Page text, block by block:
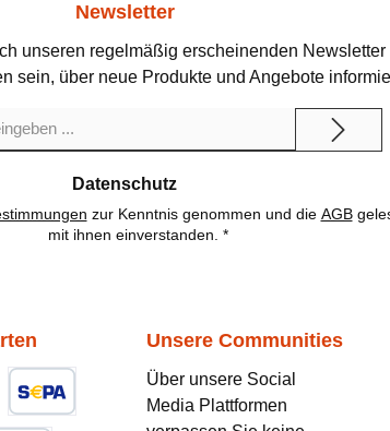
Newsletter
unseren regelmäßig erscheinenden Newsletter
sein, über neue Produkte und Angebote
Datenschutz
zur Kenntnis genommen und die AGB
mit ihnen einverstanden. *
Unsere Communities
Über unsere Social
Media Plattformen